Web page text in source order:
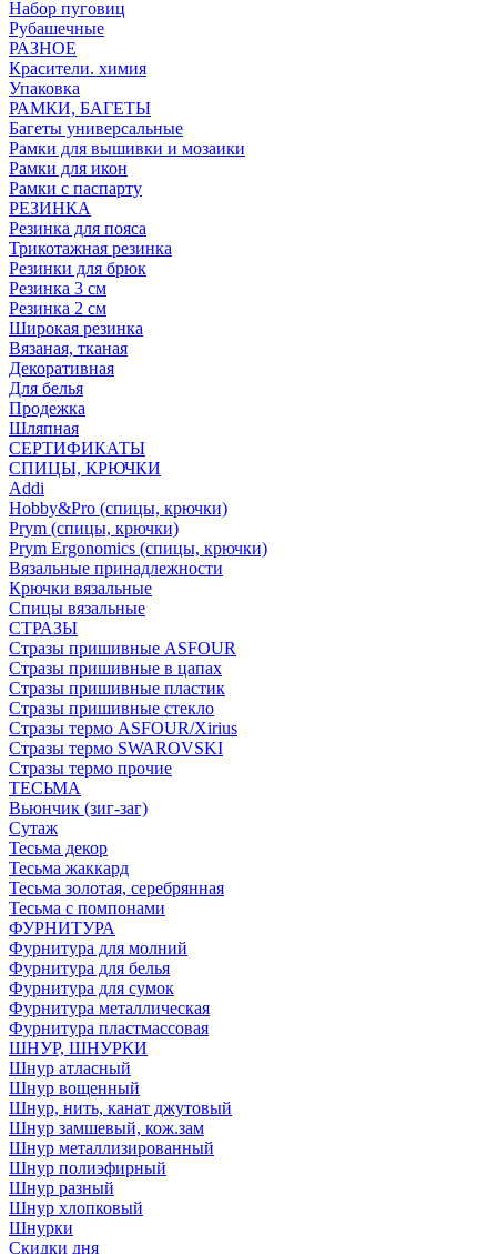
Набор пуговиц
Рубашечные
РАЗНОЕ
Красители. химия
Упаковка
РАМКИ, БАГЕТЫ
Багеты универсальные
Рамки для вышивки и мозаики
Рамки для икон
Рамки с паспарту
РЕЗИНКА
Резинка для пояса
Трикотажная резинка
Резинки для брюк
Резинка 3 см
Резинка 2 см
Широкая резинка
Вязаная, тканая
Декоративная
Для белья
Продежка
Шляпная
СЕРТИФИКАТЫ
СПИЦЫ, КРЮЧКИ
Addi
Hobby&Pro (спицы, крючки)
Prym (спицы, крючки)
Prym Ergonomics (спицы, крючки)
Вязальные принадлежности
Крючки вязальные
Спицы вязальные
СТРАЗЫ
Стразы пришивные ASFOUR
Стразы пришивные в цапах
Стразы пришивные пластик
Стразы пришивные стекло
Стразы термо ASFOUR/Xirius
Стразы термо SWAROVSKI
Стразы термо прочие
ТЕСЬМА
Вьюнчик (зиг-заг)
Сутаж
Тесьма декор
Тесьма жаккард
Тесьма золотая, серебрянная
Тесьма с помпонами
ФУРНИТУРА
Фурнитура для молний
Фурнитура для белья
Фурнитура для сумок
Фурнитура металлическая
Фурнитура пластмассовая
ШНУР, ШНУРКИ
Шнур атласный
Шнур вощенный
Шнур, нить, канат джутовый
Шнур замшевый, кож.зам
Шнур металлизированный
Шнур полиэфирный
Шнур разный
Шнур хлопковый
Шнурки
Скидки дня